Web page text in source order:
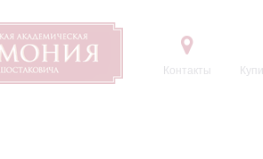
Контакты